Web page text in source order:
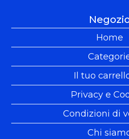
Home
Il tuo
Privacy e
Condizioni di
Chi